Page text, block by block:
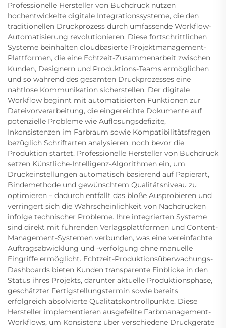
Professionelle Hersteller von Buchdruck nutzen
hochentwickelte digitale Integrationssysteme, die den
traditionellen Druckprozess durch umfassende Workflow-
Automatisierung revolutionieren. Diese fortschrittlichen
Systeme beinhalten cloudbasierte Projektmanagement-
Plattformen, die eine Echtzeit-Zusammenarbeit zwischen
Kunden, Designern und Produktions-Teams ermöglichen
und so während des gesamten Druckprozesses eine
nahtlose Kommunikation sicherstellen. Der digitale
Workflow beginnt mit automatisierten Funktionen zur
Dateivorverarbeitung, die eingereichte Dokumente auf
potenzielle Probleme wie Auflösungsdefizite,
Inkonsistenzen im Farbraum sowie Kompatibilitätsfragen
bezüglich Schriftarten analysieren, noch bevor die
Produktion startet. Professionelle Hersteller von Buchdruck
setzen Künstliche-Intelligenz-Algorithmen ein, um
Druckeinstellungen automatisch basierend auf Papierart,
Bindemethode und gewünschtem Qualitätsniveau zu
optimieren – dadurch entfällt das bloße Ausprobieren und
verringert sich die Wahrscheinlichkeit von Nachdrucken
infolge technischer Probleme. Ihre integrierten Systeme
sind direkt mit führenden Verlagsplattformen und Content-
Management-Systemen verbunden, was eine vereinfachte
Auftragsabwicklung und -verfolgung ohne manuelle
Eingriffe ermöglicht. Echtzeit-Produktionsüberwachungs-
Dashboards bieten Kunden transparente Einblicke in den
Status ihres Projekts, darunter aktuelle Produktionsphase,
geschätzter Fertigstellungstermin sowie bereits
erfolgreich absolvierte Qualitätskontrollpunkte. Diese
Hersteller implementieren ausgefeilte Farbmanagement-
Workflows, um Konsistenz über verschiedene Druckgeräte